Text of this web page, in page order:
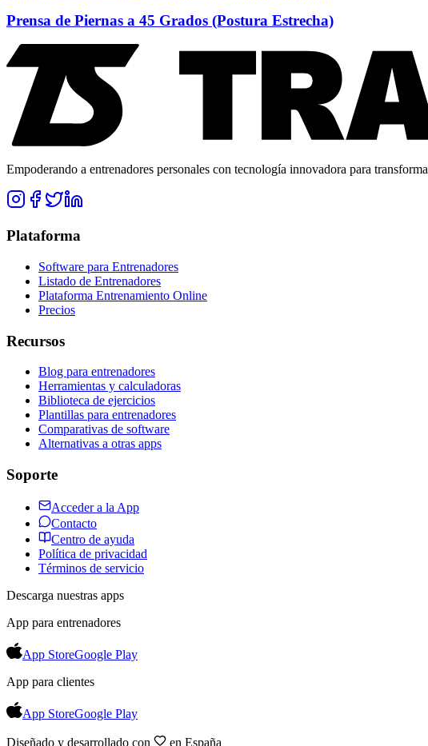
Prensa de Piernas a 45 Grados (Postura Estrecha)
Empoderando a entrenadores personales con tecnología innovadora para
Plataforma
Software para Entrenadores
Listado de Entrenadores
Plataforma Entrenamiento Online
Precios
Recursos
Blog para entrenadores
Herramientas y calculadoras
Biblioteca de ejercicios
Plantillas para entrenadores
Comparativas de software
Alternativas a otras apps
Soporte
Acceder a la App
Contacto
Centro de ayuda
Política de privacidad
Términos de servicio
Descarga nuestras apps
App para entrenadores
App StoreGoogle Play
App para clientes
App StoreGoogle Play
Diseñado y desarrollado con en España